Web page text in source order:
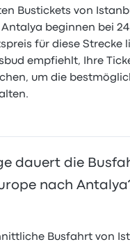
Bustickets von
beginnen bei
für diese Strecke
empfiehlt, Ihre
um die
dauert die
nach
Busfahrt von